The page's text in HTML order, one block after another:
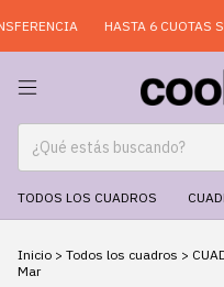
HASTA 6 CUOTAS SIN INTERÉS
TODOS LOS CUADROS
Inicio > Todos los cuadros >
Mar